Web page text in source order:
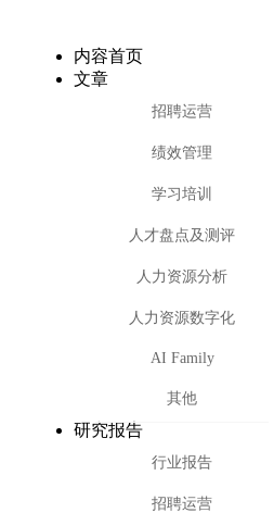
内容首页
文章
招聘运营
绩效管理
学习培训
人才盘点及测评
人力资源分析
人力资源数字化
AI Family
其他
研究报告
行业报告
招聘运营